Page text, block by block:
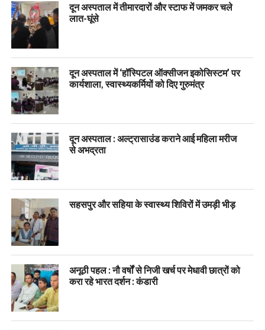
दून अस्पताल में तीमारदारों और स्टाफ में जमकर चले
लात-घूंसे
दून अस्पताल में ‘हॉस्पिटल ऑक्सीजन इकोसिस्टम’ पर
कार्यशाला, स्वास्थ्यकर्मियों को दिए गुरुमंत्र
दून अस्पताल : अल्ट्रासाउंड कराने आई महिला मरीज
से अभद्रता
सहसपुर और सहिया के स्वास्थ्य शिविरों में उमड़ी भीड़
अनूठी पहल : नौ वर्षों से निजी खर्च पर मेधावी छात्रों को
करा रहे भारत दर्शन : कंडारी